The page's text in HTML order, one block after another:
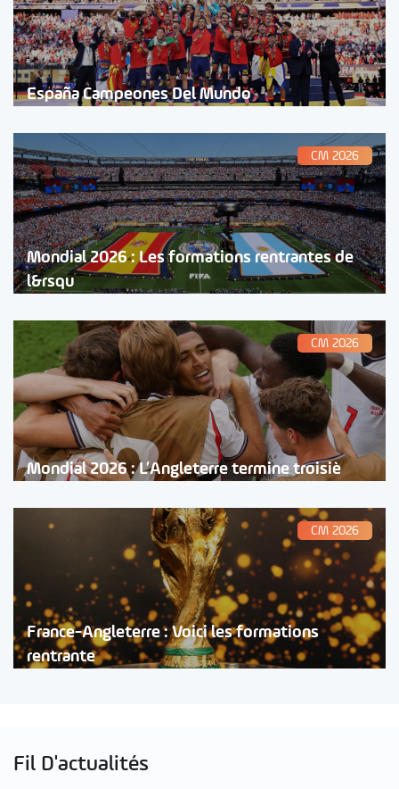
España Campeones Del Mundo
CM 2026
Mondial 2026 : Les formations rentrantes de
l&rsqu
CM 2026
Mondial 2026 : L’Angleterre termine troisiè
CM 2026
France-Angleterre : Voici les formations
rentrante
Fil D'actualités